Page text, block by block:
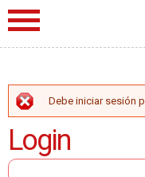
MENSAJE
Debe iniciar sesión
Login